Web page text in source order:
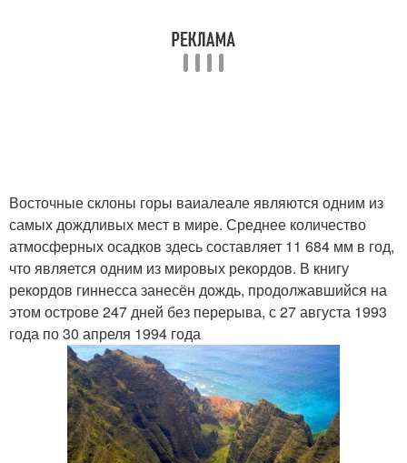
Восточные склоны горы ваиалеале являются одним из
самых дождливых мест в мире. Среднее количество
атмосферных осадков здесь составляет 11 684 мм в год,
что является одним из мировых рекордов. В книгу
рекордов гиннесса занесён дождь, продолжавшийся на
этом острове 247 дней без перерыва, с 27 августа 1993
года по 30 апреля 1994 года